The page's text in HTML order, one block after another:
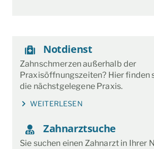
Notdienst
Zahnschmerzen außerhalb der
Praxisöffnungszeiten? Hier finden
die nächstgelegene Praxis.
WEITERLESEN
Zahnarztsuche
Sie suchen einen Zahnarzt in Ihrer